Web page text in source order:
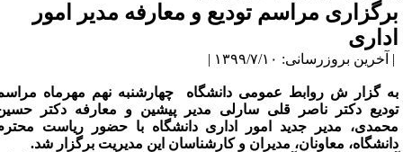
مراسم تودیع و معارفه مدیر امور
بروزرسانی: ۱۳۹۹/۷/۱۰ |
گزار ش روابط عمومی دانشگاه چهارشنبه نهم مهرماه مراسم
دکتر ناصر قلی سارلی مدیر پیشین و معارفه دکتر حسین
مدیر جدید امور اداری دانشگاه با حضور ریاست محترم
معاونان، مدیران و کارشناسان این مدیریت برگزار شد.